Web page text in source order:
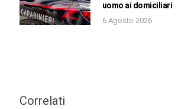
uomo ai domiciliari
6 Agosto 2026
Correlati